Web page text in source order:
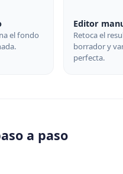
el fondo
Editor
Retoca el
borrador y
perfecta.
a paso